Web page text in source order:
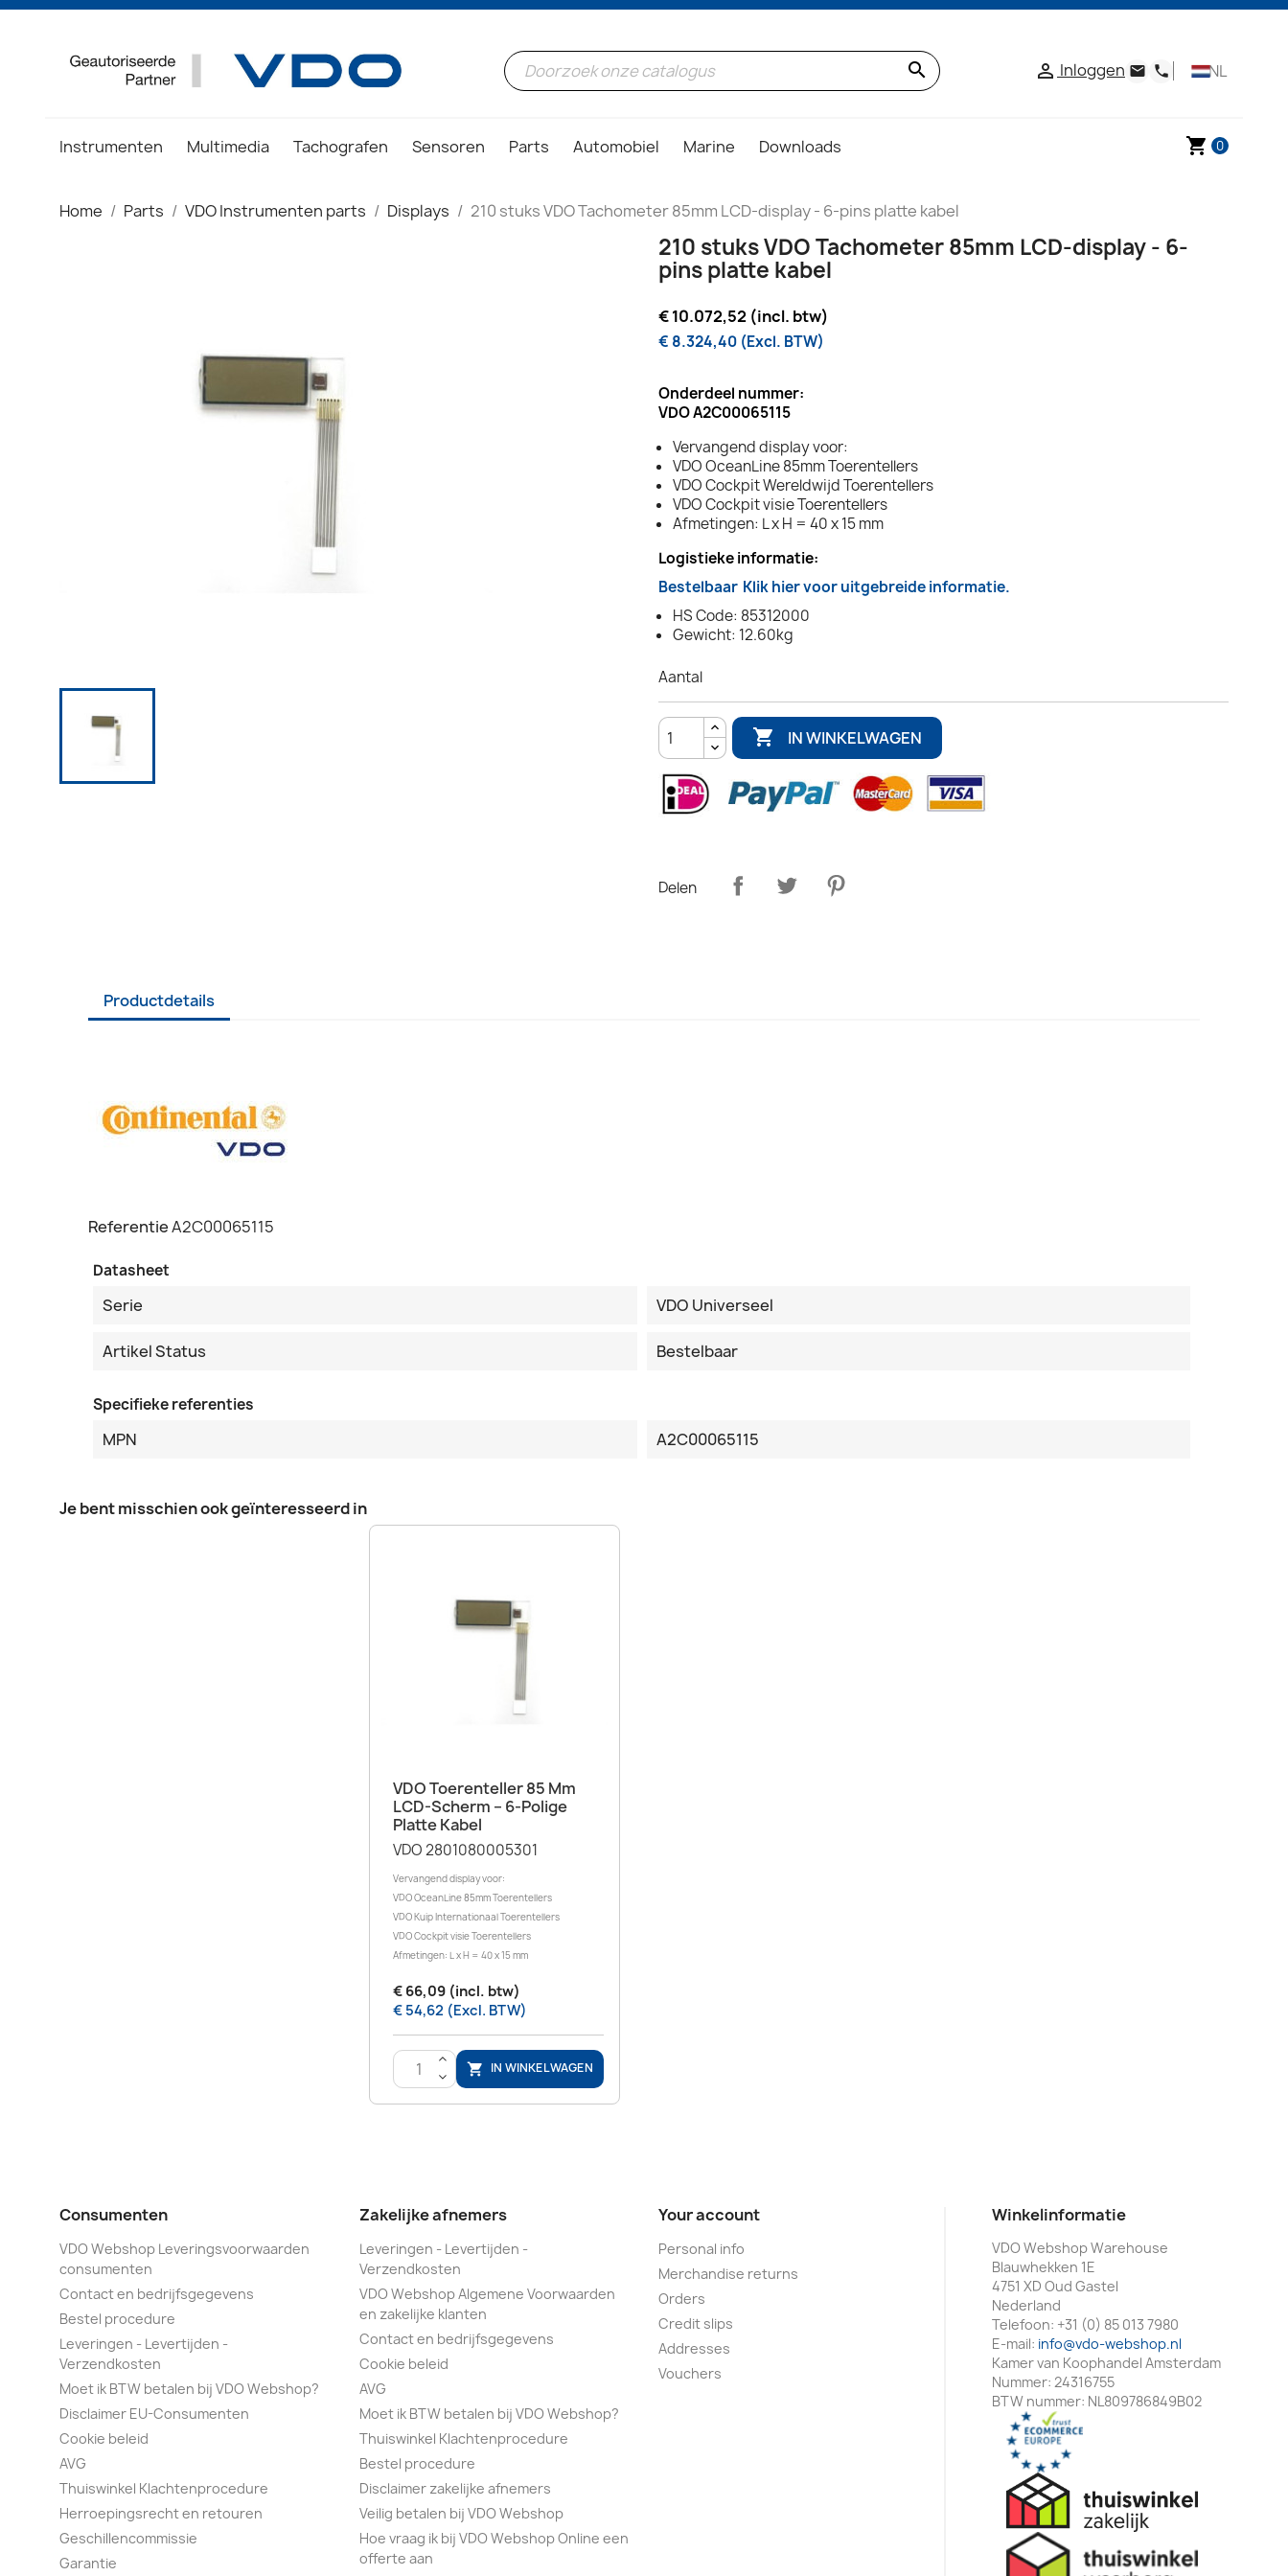
search  Inloggen email phone NL
Instrumenten Multimedia Tachografen Sensoren Parts Automobiel Marine Downloads shopping_cart 0
Home Parts VDO Instrumenten parts Displays 210 stuks VDO Tachometer 85mm LCD-display - 6-pins platte kabel
210 stuks VDO Tachometer 85mm LCD-display - 6-
pins platte kabel
€ 10.072,52 (incl. btw)
€ 8.324,40 (Excl. BTW)
Onderdeel nummer:
VDO A2C00065115
Vervangend display voor:
VDO OceanLine 85mm Toerentellers
VDO Cockpit Wereldwijd Toerentellers
VDO Cockpit visie Toerentellers
Afmetingen: L x H = 40 x 15 mm
Logistieke informatie:
Bestelbaar Klik hier voor uitgebreide informatie.
HS Code: 85312000
Gewicht: 12.60kg
Aantal
 IN WINKELWAGEN
Delen
Productdetails
ReferentieA2C00065115
Datasheet
Serie VDO Universeel
Artikel Status Bestelbaar
Specifieke referenties
MPN A2C00065115
Je bent misschien ook geïnteresseerd in
Snel bekijken
VDO Toerenteller 85 Mm
LCD-Scherm – 6-Polige
Platte Kabel
VDO 2801080005301
Vervangend display voor:
VDO OceanLine 85mm Toerentellers
VDO Kuip Internationaal Toerentellers
VDO Cockpit visie Toerentellers
Afmetingen: L x H = 40 x 15 mm
€ 66,09 (incl. btw)
€ 54,62 (Excl. BTW)
>
<
 IN WINKELWAGEN
Consumenten
VDO Webshop Leveringsvoorwaarden
consumenten
Contact en bedrijfsgegevens
Bestel procedure
Leveringen - Levertijden -
Verzendkosten
Moet ik BTW betalen bij VDO Webshop?
Disclaimer EU-Consumenten
Cookie beleid
AVG
Thuiswinkel Klachtenprocedure
Herroepingsrecht en retouren
Geschillencommissie
Garantie
Zakelijke afnemers
Leveringen - Levertijden -
Verzendkosten
VDO Webshop Algemene Voorwaarden
en zakelijke klanten
Contact en bedrijfsgegevens
Cookie beleid
AVG
Moet ik BTW betalen bij VDO Webshop?
Thuiswinkel Klachtenprocedure
Bestel procedure
Disclaimer zakelijke afnemers
Veilig betalen bij VDO Webshop
Hoe vraag ik bij VDO Webshop Online een
offerte aan
Your account
Personal info
Merchandise returns
Orders
Credit slips
Addresses
Vouchers
Winkelinformatie
VDO Webshop Warehouse
Blauwhekken 1E
4751 XD Oud Gastel
Nederland
Telefoon: +31 (0) 85 013 7980
E-mail: info@vdo-webshop.nl
Kamer van Koophandel Amsterdam
Nummer: 24316755
BTW nummer: NL809786849B02